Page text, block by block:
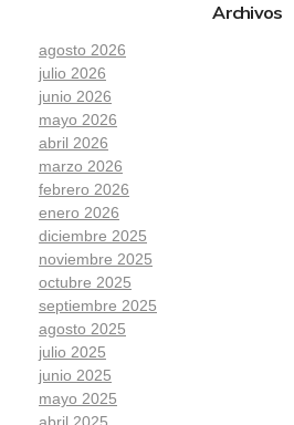
Archivos
agosto 2026
julio 2026
junio 2026
mayo 2026
abril 2026
marzo 2026
febrero 2026
enero 2026
diciembre 2025
noviembre 2025
octubre 2025
septiembre 2025
agosto 2025
julio 2025
junio 2025
mayo 2025